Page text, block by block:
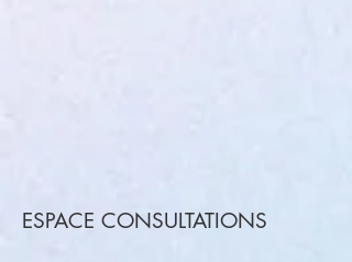
ESPACE CONSULTATIONS